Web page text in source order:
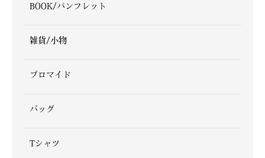
BOOK/パンフレット
雑貨/小物
ブロマイド
バッグ
Tシャツ